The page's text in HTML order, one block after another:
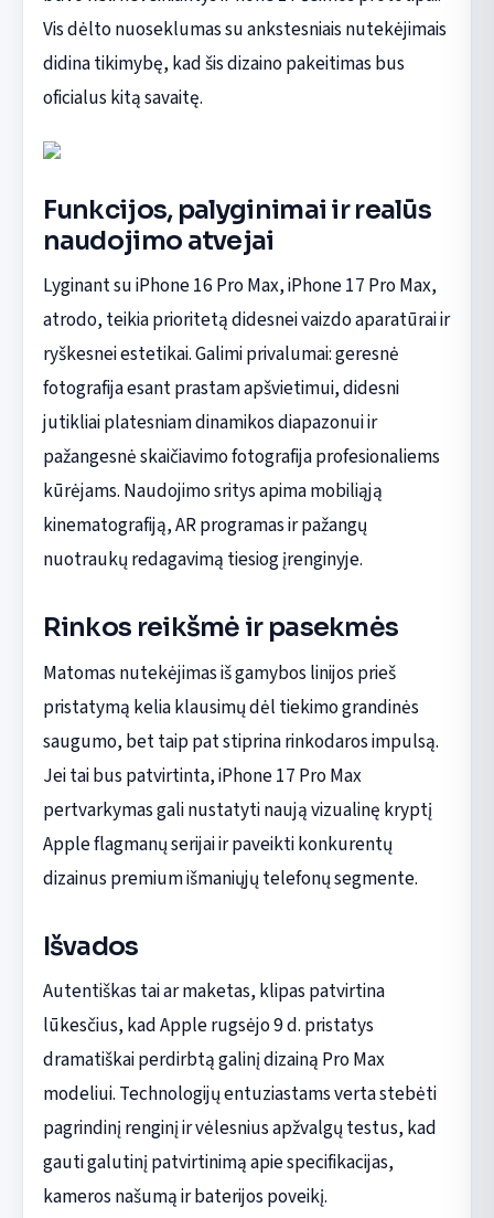
Vis dėlto nuoseklumas su ankstesniais nutekėjimais
didina tikimybę, kad šis dizaino pakeitimas bus
oficialus kitą savaitę.
Funkcijos, palyginimai ir realūs
naudojimo atvejai
Lyginant su iPhone 16 Pro Max, iPhone 17 Pro Max,
atrodo, teikia prioritetą didesnei vaizdo aparatūrai ir
ryškesnei estetikai. Galimi privalumai: geresnė
fotografija esant prastam apšvietimui, didesni
jutikliai platesniam dinamikos diapazonui ir
pažangesnė skaičiavimo fotografija profesionaliems
kūrėjams. Naudojimo sritys apima mobiliąją
kinematografiją, AR programas ir pažangų
nuotraukų redagavimą tiesiog įrenginyje.
Rinkos reikšmė ir pasekmės
Matomas nutekėjimas iš gamybos linijos prieš
pristatymą kelia klausimų dėl tiekimo grandinės
saugumo, bet taip pat stiprina rinkodaros impulsą.
Jei tai bus patvirtinta, iPhone 17 Pro Max
pertvarkymas gali nustatyti naują vizualinę kryptį
Apple flagmanų serijai ir paveikti konkurentų
dizainus premium išmaniųjų telefonų segmente.
Išvados
Autentiškas tai ar maketas, klipas patvirtina
lūkesčius, kad Apple rugsėjo 9 d. pristatys
dramatiškai perdirbtą galinį dizainą Pro Max
modeliui. Technologijų entuziastams verta stebėti
pagrindinį renginį ir vėlesnius apžvalgų testus, kad
gauti galutinį patvirtinimą apie specifikacijas,
kameros našumą ir baterijos poveikį.